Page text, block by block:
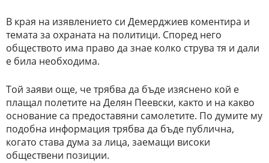
В края на изявлението си Демерджиев коментира и
темата за охраната на политици. Според него
обществото има право да знае колко струва тя и дали
е била необходима.
Той заяви още, че трябва да бъде изяснено кой е
плащал полетите на Делян Пеевски, както и на какво
основание са предоставяни самолетите. По думите му
подобна информация трябва да бъде публична,
когато става дума за лица, заемащи високи
обществени позиции.